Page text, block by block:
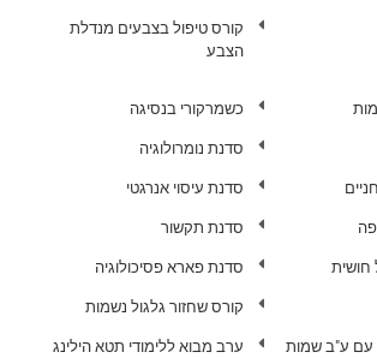
קורס טיפול בצבעים מנדלת
הצבע
חושית
עם ע"ב שמות
כשמרקורי בנסיגה
סדנת נומרולוגיה
סדנת עיסוי אנרגטי
סדנת תקשור
סדנת פארא פסיכולוגיה
קורס שחזור גלגול נשמות
ערב מבוא ללימודי תטא הילינג